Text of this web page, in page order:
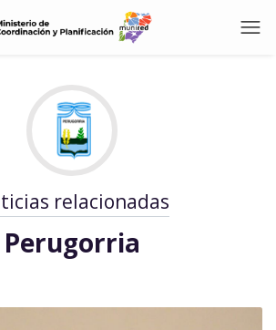
relacionadas
Perugorria